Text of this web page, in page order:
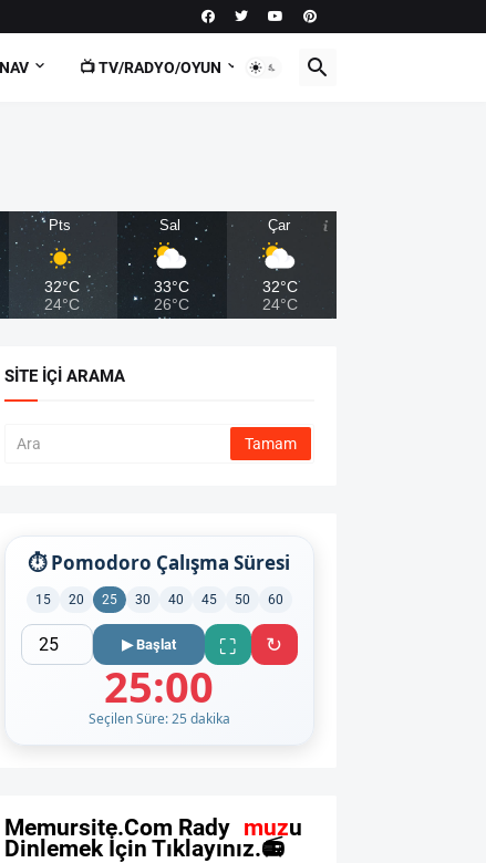
📺 TV/RADYO/OYUN
Pts
32°C
24°C
Sal
33°C
26°C
Çar
32°C
24°C
SITE İÇI ARAMA
⏱ Pomodoro Çalışma Süresi
15 20 25 30 40 45 50 60
▶ Başlat ⛶ ↻
25:00
Seçilen Süre: 25 dakika
Memursite.Com Radyo muzu
Din emek İçin Tı kl ayınız.